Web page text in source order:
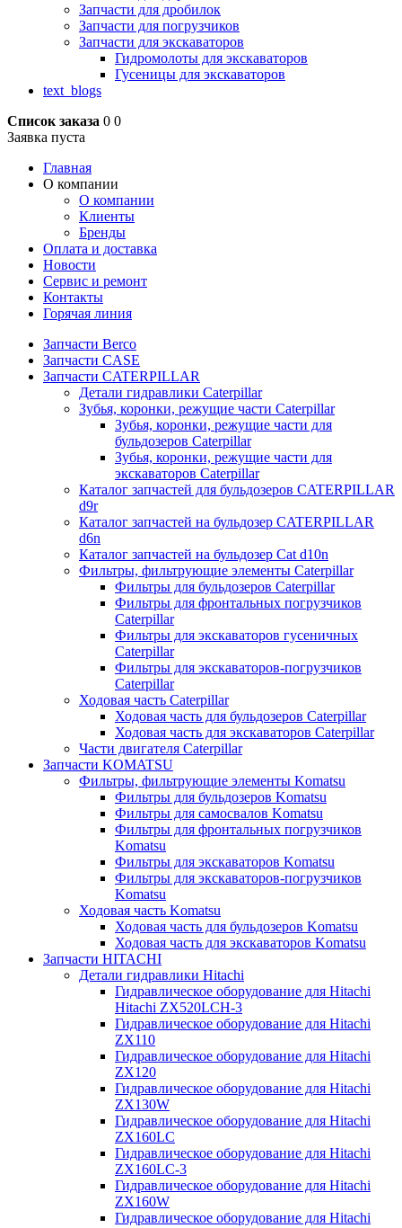
Запчасти для дробилок
Запчасти для погрузчиков
Запчасти для экскаваторов
Гидромолоты для экскаваторов
Гусеницы для экскаваторов
text_blogs
Список заказа 0 0
Заявка пуста
Главная
О компании
О компании
Клиенты
Бренды
Оплата и доставка
Новости
Сервис и ремонт
Контакты
Горячая линия
Запчасти Berco
Запчасти CASE
Запчасти CATERPILLAR
Детали гидравлики Caterpillar
Зубья, коронки, режущие части Caterpillar
Зубья, коронки, режущие части для
бульдозеров Caterpillar
Зубья, коронки, режущие части для
экскаваторов Caterpillar
Каталог запчастей для бульдозеров CATERPILLAR
d9r
Каталог запчастей на бульдозер CATERPILLAR
d6n
Каталог запчастей на бульдозер Сat d10n
Фильтры, фильтрующие элементы Caterpillar
Фильтры для бульдозеров Caterpillar
Фильтры для фронтальных погрузчиков
Caterpillar
Фильтры для экскаваторов гусеничных
Caterpillar
Фильтры для экскаваторов-погрузчиков
Caterpillar
Ходовая часть Caterpillar
Ходовая часть для бульдозеров Caterpillar
Ходовая часть для экскаваторов Caterpillar
Части двигателя Caterpillar
Запчасти KOMATSU
Фильтры, фильтрующие элементы Komatsu
Фильтры для бульдозеров Komatsu
Фильтры для самосвалов Komatsu
Фильтры для фронтальных погрузчиков
Komatsu
Фильтры для экскаваторов Komatsu
Фильтры для экскаваторов-погрузчиков
Komatsu
Ходовая часть Komatsu
Ходовая часть для бульдозеров Komatsu
Ходовая часть для экскаваторов Komatsu
Запчасти HITACHI
Детали гидравлики Hitachi
Гидравлическое оборудование для Hitachi
Hitachi ZX520LCH-3
Гидравлическое оборудование для Hitachi
ZX110
Гидравлическое оборудование для Hitachi
ZX120
Гидравлическое оборудование для Hitachi
ZX130W
Гидравлическое оборудование для Hitachi
ZX160LC
Гидравлическое оборудование для Hitachi
ZX160LC-3
Гидравлическое оборудование для Hitachi
ZX160W
Гидравлическое оборудование для Hitachi